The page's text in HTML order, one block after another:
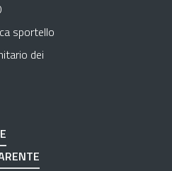
sportello
dei